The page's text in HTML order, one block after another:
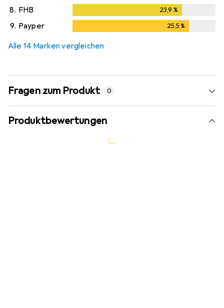
8. FHB 23,9 %
9. Payper 25,5%
Alle 14 Marken vergleichen
Fragen zum Produkt 0
Produktbewertungen